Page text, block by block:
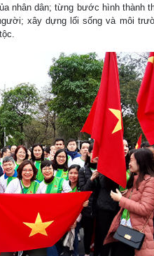
nhân dân; từng bước hình thành
xây dựng lối sống và môi